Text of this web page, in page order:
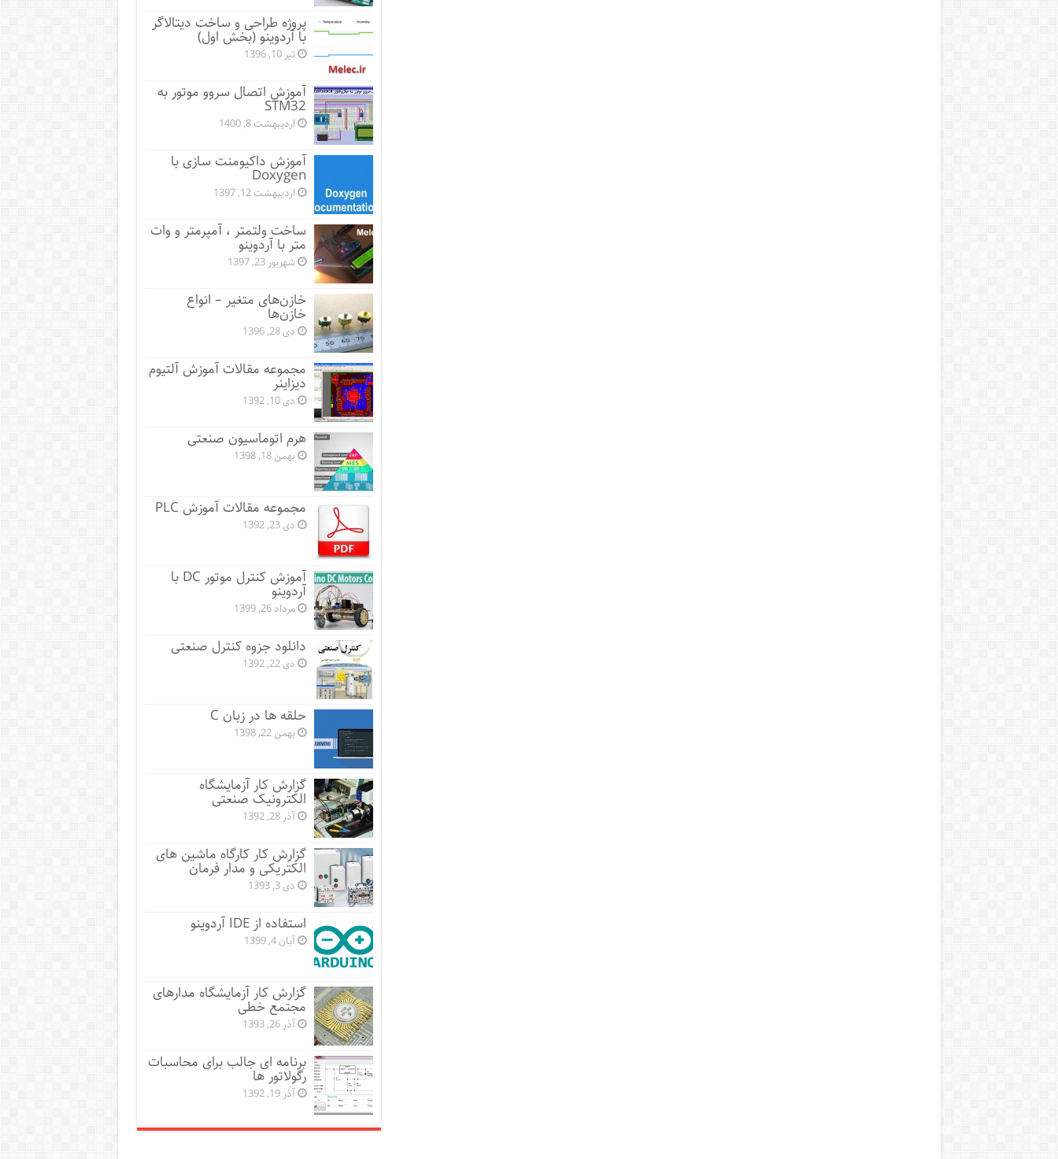
پروژه طراحی و ساخت دیتالاگر
با آردوینو (بخش اول)
تیر 10, 1396
آموزش اتصال سروو موتور به
STM32
اردیبهشت 8, 1400
آموزش داکیومنت سازی با
Doxygen
اردیبهشت 12, 1397
ساخت ولتمتر ، آمپرمتر و وات
متر با آردوینو
شهریور 23, 1397
خازن‌های متغیر – انواع
خازن‌ها
دی 28, 1396
مجموعه مقالات آموزش آلتیوم
دیزاینر
دی 10, 1392
هرم اتوماسیون صنعتی
بهمن 18, 1398
مجموعه مقالات آموزش PLC
دی 23, 1392
آموزش کنترل موتور DC با
آردوینو
مرداد 26, 1399
دانلود جزوه کنترل صنعتی
دی 22, 1392
حلقه ها در زبان C
بهمن 22, 1398
گزارش کار آزمایشگاه
الکترونیک صنعتی
آذر 28, 1392
گزارش کار کارگاه ماشین های
الکتریکی و مدار فرمان
دی 3, 1393
استفاده از IDE آردوینو
آبان 4, 1399
گزارش کار آزمایشگاه مدارهای
مجتمع خطی
آذر 26, 1393
برنامه ای جالب برای محاسبات
رگولاتور ها
آذر 19, 1392